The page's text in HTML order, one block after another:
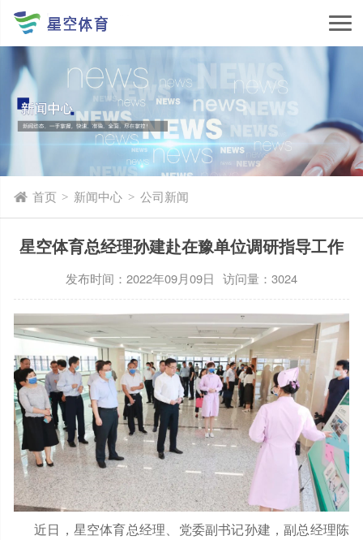
首页 > 新闻中心 > 公司新闻
星空体育总经理孙建赴在豫单位调研指导工作
发布时间：2022年09月09日 访问量：3024
近日，星空体育总经理、党委副书记孙建，副总经理陈